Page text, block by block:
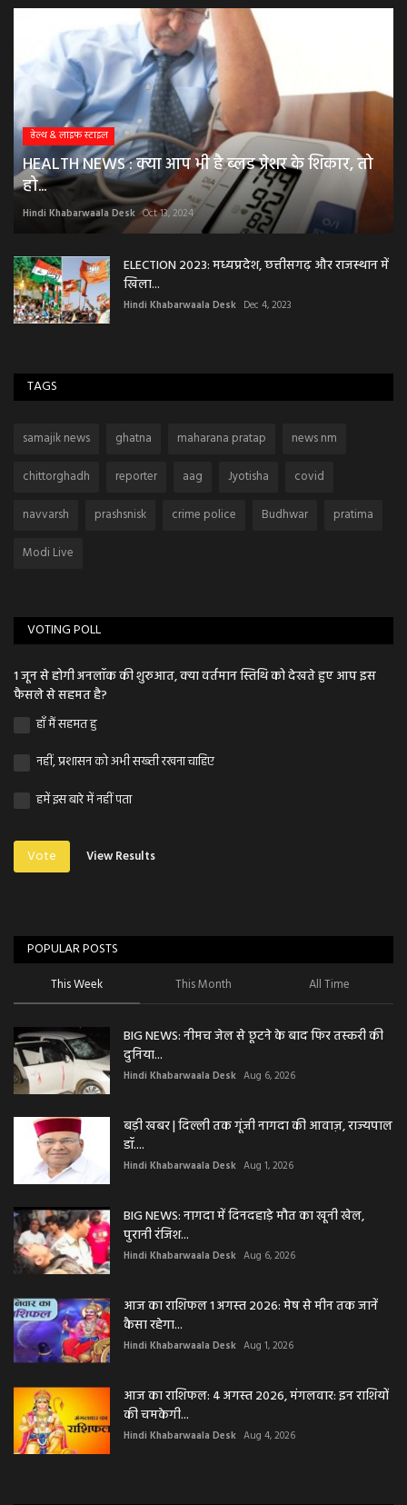
हेल्थ & लाइफ स्टाइल
HEALTH NEWS : क्या आप भी है ब्लड प्रेशर के शिकार, तो
हो...
Hindi Khabarwaala Desk Oct 13, 2024
ELECTION 2023: मध्यप्रदेश, छत्तीसगढ़ और राजस्थान में
खिला...
Hindi Khabarwaala Desk Dec 4, 2023
TAGS
samajik news ghatna maharana pratap
news nm
chittorghadh
reporter aag Jyotisha
covid
navvarsh
prashsnisk crime police Budhwar
pratima
Modi Live
VOTING POLL
1 जून से होगी अनलॉक की शुरुआत, क्या वर्तमान स्तिथि को देखते हुए आप इस
फैसले से सहमत है?
हाँ मैं सहमत हु
नहीं, प्रशासन को अभी सख्ती रखना चाहिए
हमें इस बारे में नहीं पता
Vote View Results
POPULAR POSTS
This Week This Month All Time
BIG NEWS: नीमच जेल से छूटने के बाद फिर तस्करी की
दुनिया...
Hindi Khabarwaala Desk Aug 6, 2026
बड़ी खबर | दिल्ली तक गूंजी नागदा की आवाज़, राज्यपाल
डॉ....
Hindi Khabarwaala Desk Aug 1, 2026
BIG NEWS: नागदा में दिनदहाड़े मौत का खूनी खेल,
पुरानी रंजिश...
Hindi Khabarwaala Desk Aug 6, 2026
आज का राशिफल 1 अगस्त 2026: मेष से मीन तक जानें
कैसा रहेगा...
Hindi Khabarwaala Desk Aug 1, 2026
आज का राशिफल: 4 अगस्त 2026, मंगलवार: इन राशियों
की चमकेगी...
Hindi Khabarwaala Desk Aug 4, 2026